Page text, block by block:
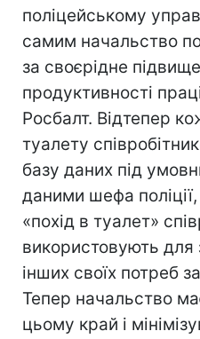
поліцейському
самим начальство
за своєрідне
продуктивності
Росбалт. Відтепер
туалету
базу даних під
даними шефа
«похід в туалет»
використовують для
інших своїх потреб
Тепер начальство
цьому край і